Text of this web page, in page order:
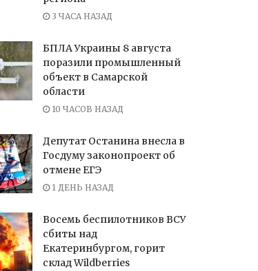
3 ЧАСА НАЗАД
БПЛА Украины 8 августа
поразили промышленный
объект в Самарской
области
10 ЧАСОВ НАЗАД
Депутат Останина внесла в
Госдуму законопроект об
отмене ЕГЭ
1 ДЕНЬ НАЗАД
Восемь беспилотников ВСУ
сбиты над
Екатеринбургом, горит
склад Wildberries